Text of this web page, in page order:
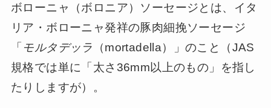
ボローニャ（ボロニア）ソーセージとは、イタ
リア・ボローニャ発祥の豚肉細挽ソーセージ
「 モルタデッラ （mortadella）」のこと（JAS
規格では単に「太さ36mm以上のもの」を指し
たりしますが）。